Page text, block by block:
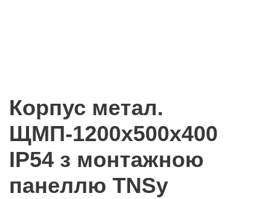
Корпус метал.
ЩМП-1200х500х400
IP54 з монтажною
панеллю TNSy